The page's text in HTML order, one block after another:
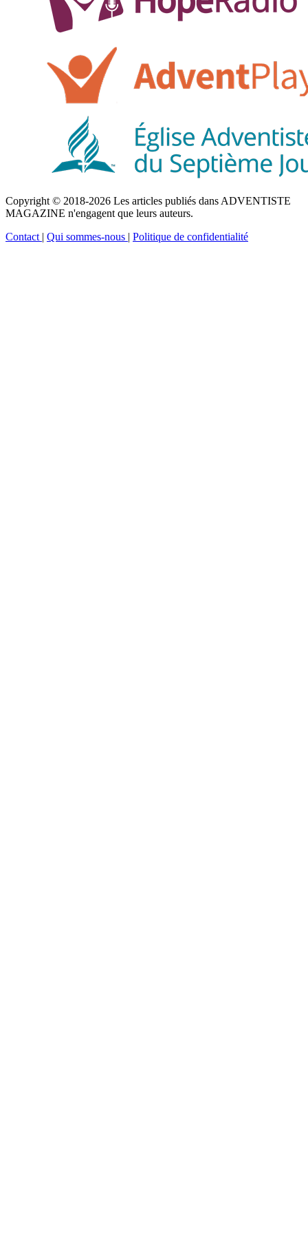
Copyright © 2018-2026 Les articles publiés dans ADVENTISTE
MAGAZINE n'engagent que leurs auteurs.
Contact | Qui sommes-nous | Politique de confidentialité